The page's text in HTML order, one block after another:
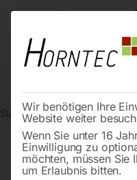
Start Stadtmobiliar
Wir benötigen Ihre
Website weiter
Wenn Sie unter 16
Einwilligung zu
möchten, müssen Sie
um Erlaubnis bitten.